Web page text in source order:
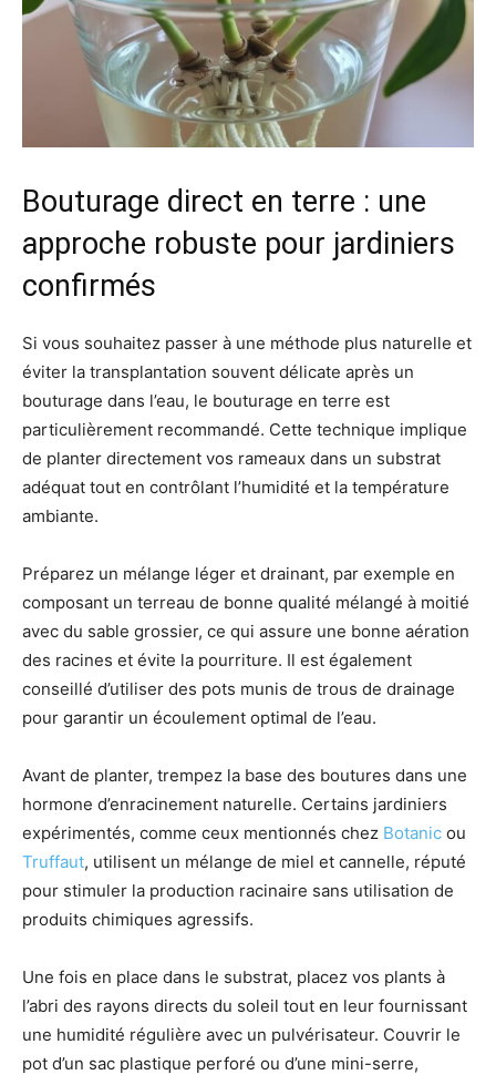
Bouturage direct en terre : une
approche robuste pour jardiniers
confirmés
Si vous souhaitez passer à une méthode plus naturelle et
éviter la transplantation souvent délicate après un
bouturage dans l’eau, le bouturage en terre est
particulièrement recommandé. Cette technique implique
de planter directement vos rameaux dans un substrat
adéquat tout en contrôlant l’humidité et la température
ambiante.
Préparez un mélange léger et drainant, par exemple en
composant un terreau de bonne qualité mélangé à moitié
avec du sable grossier, ce qui assure une bonne aération
des racines et évite la pourriture. Il est également
conseillé d’utiliser des pots munis de trous de drainage
pour garantir un écoulement optimal de l’eau.
Avant de planter, trempez la base des boutures dans une
hormone d’enracinement naturelle. Certains jardiniers
expérimentés, comme ceux mentionnés chez Botanic ou
Truffaut, utilisent un mélange de miel et cannelle, réputé
pour stimuler la production racinaire sans utilisation de
produits chimiques agressifs.
Une fois en place dans le substrat, placez vos plants à
l’abri des rayons directs du soleil tout en leur fournissant
une humidité régulière avec un pulvérisateur. Couvrir le
pot d’un sac plastique perforé ou d’une mini-serre,